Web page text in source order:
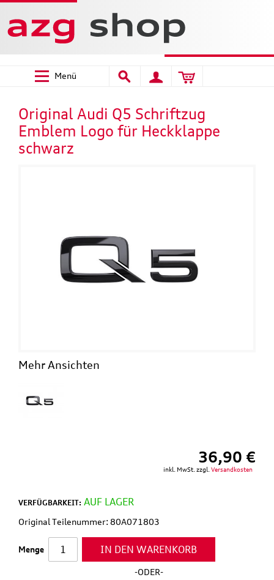
Menü
Original Audi Q5 Schriftzug
Emblem Logo für Heckklappe
schwarz
Mehr Ansichten
36,90 €
inkl. MwSt. zzgl. Versandkosten
VERFÜGBARKEIT: AUF LAGER
Original Teilenummer: 80A071803
Menge IN DEN WARENKORB
-ODER-